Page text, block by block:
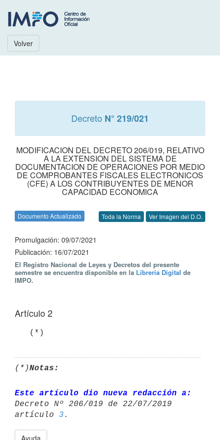
Volver
Decreto N° 219/021
MODIFICACION DEL DECRETO 206/019, RELATIVO
A LA EXTENSION DEL SISTEMA DE
DOCUMENTACION DE OPERACIONES POR MEDIO
DE COMPROBANTES FISCALES ELECTRONICOS
(CFE) A LOS CONTRIBUYENTES DE MENOR
CAPACIDAD ECONOMICA
Documento Actualizado Toda la Norma Ver Imagen del D.O.
Promulgación: 09/07/2021
Publicación: 16/07/2021
El Registro Nacional de Leyes y Decretos del presente
semestre se encuentra disponible en la Librería Digital de
IMPO.
Artículo 2
   (*)
(*)Notas:
Este artículo dio nueva redacción a:
Decreto Nº 206/019 de 22/07/2019
artículo 3
Ayuda